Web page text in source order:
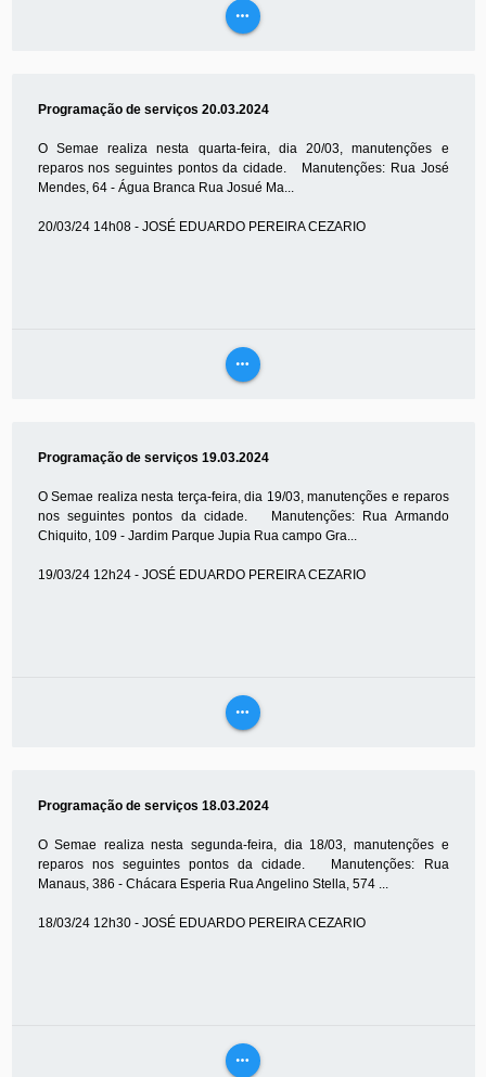
more_horiz
Programação de serviços 20.03.2024
O Semae realiza nesta quarta-feira, dia 20/03, manutenções e
reparos nos seguintes pontos da cidade. Manutenções: Rua José
Mendes, 64 - Água Branca Rua Josué Ma...
20/03/24 14h08 - JOSÉ EDUARDO PEREIRA CEZARIO
more_horiz
Programação de serviços 19.03.2024
O Semae realiza nesta terça-feira, dia 19/03, manutenções e reparos
nos seguintes pontos da cidade. Manutenções: Rua Armando
Chiquito, 109 - Jardim Parque Jupia Rua campo Gra...
19/03/24 12h24 - JOSÉ EDUARDO PEREIRA CEZARIO
more_horiz
Programação de serviços 18.03.2024
O Semae realiza nesta segunda-feira, dia 18/03, manutenções e
reparos nos seguintes pontos da cidade. Manutenções: Rua
Manaus, 386 - Chácara Esperia Rua Angelino Stella, 574 ...
18/03/24 12h30 - JOSÉ EDUARDO PEREIRA CEZARIO
more_horiz